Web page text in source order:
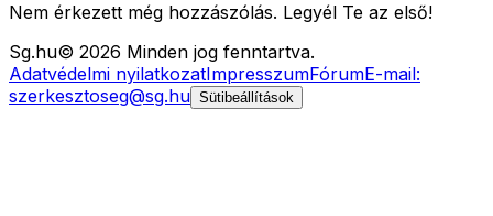
Nem érkezett még hozzászólás. Legyél Te az első!
Sg.hu© 2026 Minden jog fenntartva.
Adatvédelmi nyilatkozatImpresszumFórumE-mail:
szerkesztoseg@sg.hu Sütibeállítások